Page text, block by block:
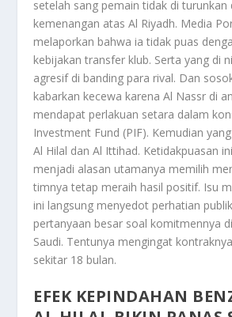
setelah sang pemain tidak di turunkan
kemenangan atas Al Riyadh. Media
melaporkan bahwa ia tidak puas
kebijakan transfer klub. Serta yang di
agresif di banding para rival. Dan
kabarkan kecewa karena Al Nassr di
mendapat perlakuan setara dalam
Investment Fund (PIF). Kemudian
Al Hilal dan Al Ittihad. Ketidakpuasan
menjadi alasan utamanya memilih
timnya tetap meraih hasil positif. Isu
ini langsung menyedot perhatian
pertanyaan besar soal komitmennya
Saudi. Tentunya mengingat
sekitar 18 bulan.
EFEK KEPINDAHAN